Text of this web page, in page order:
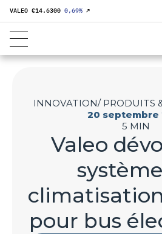
VALEO €14.6300 0,69% ↗
INNOVATION/ PRODUITS
20 septembre
5 MIN
Valeo
pour bus